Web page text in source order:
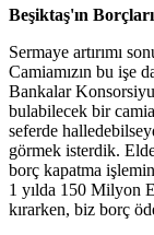
Beşiktaş'ın
Sermaye artırımı
Camiamızın bu işe
Bankalar
bulabilecek bir
seferde
görmek isterdik.
borç kapatma
1 yılda 150 Milyon
kırarken, biz borç